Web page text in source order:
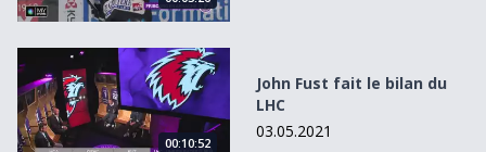
John Fust fait le bilan du LHC
00:10:52
John Fust fait le bilan du
LHC
03.05.2021